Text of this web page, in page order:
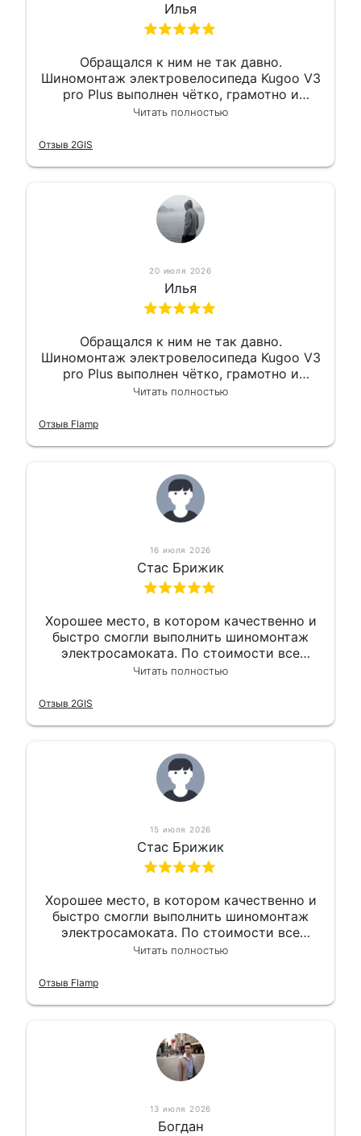
Илья
Обращался к ним не так давно.
Шиномонтаж электровелосипеда Kugoo V3
pro Plus выполнен чётко, грамотно и
квалифицированно. Всё сделано
Читать полностью
Отзыв 2GIS
20 июля 2026
Илья
Обращался к ним не так давно.
Шиномонтаж электровелосипеда Kugoo V3
pro Plus выполнен чётко, грамотно и
квалифицированно. Всё сделано
Читать полностью
Отзыв Flamp
16 июля 2026
Стас Брижик
Хорошее место, в котором качественно и
быстро смогли выполнить шиномонтаж
электросамоката. По стоимости все
вышло вообще приемлемо хочу сказать.
Читать полностью
Отзыв 2GIS
15 июля 2026
Стас Брижик
Хорошее место, в котором качественно и
быстро смогли выполнить шиномонтаж
электросамоката. По стоимости все
вышло вообще приемлемо хочу сказать.
Читать полностью
Отзыв Flamp
13 июля 2026
Богдан